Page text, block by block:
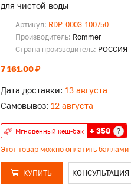
для чистой воды
Артикул: RDP-0003-100750
Производитель: Rommer
Страна производитель: РОССИЯ
7 161.00 ₽
Дата доставки: 13 августа
Самовывоз: 12 августа
Мгновенный кеш-бэк + 358 ?
Этот товар можно оплатить баллами
КУПИТЬ КОНСУЛЬТАЦИЯ